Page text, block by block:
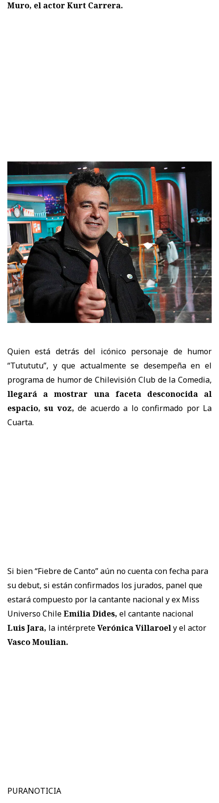
Muro, el actor Kurt Carrera.
Quien está detrás del icónico personaje de humor
“Tutututu”, y que actualmente se desempeña en el
programa de humor de Chilevisión Club de la Comedia,
llegará a mostrar una faceta desconocida al
espacio, su voz,de acuerdo a lo confirmado por La
Cuarta.
Si bien “Fiebre de Canto” aún no cuenta con fecha para
su debut, si están confirmados los jurados, panel que
estará compuesto por la cantante nacional y ex Miss
Universo ChileEmilia Dides, el cantante nacional
Luis Jara, la intérpreteVerónica Villaroely el actor
Vasco Moulian.
PURANOTICIA